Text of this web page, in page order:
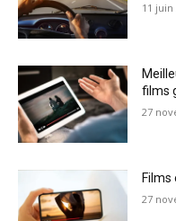
11 juin
films
27
27